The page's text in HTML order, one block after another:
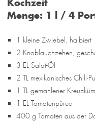
Menge: 1 l / 4
1 kleine Zwiebel, halbiert
2 Knoblauchzehen,
3 EL Salat-Öl
2 TL mexikanisches Chili-
1 TL gemahlener
1 EL Tomatenpüree
400 g Tomaten aus der